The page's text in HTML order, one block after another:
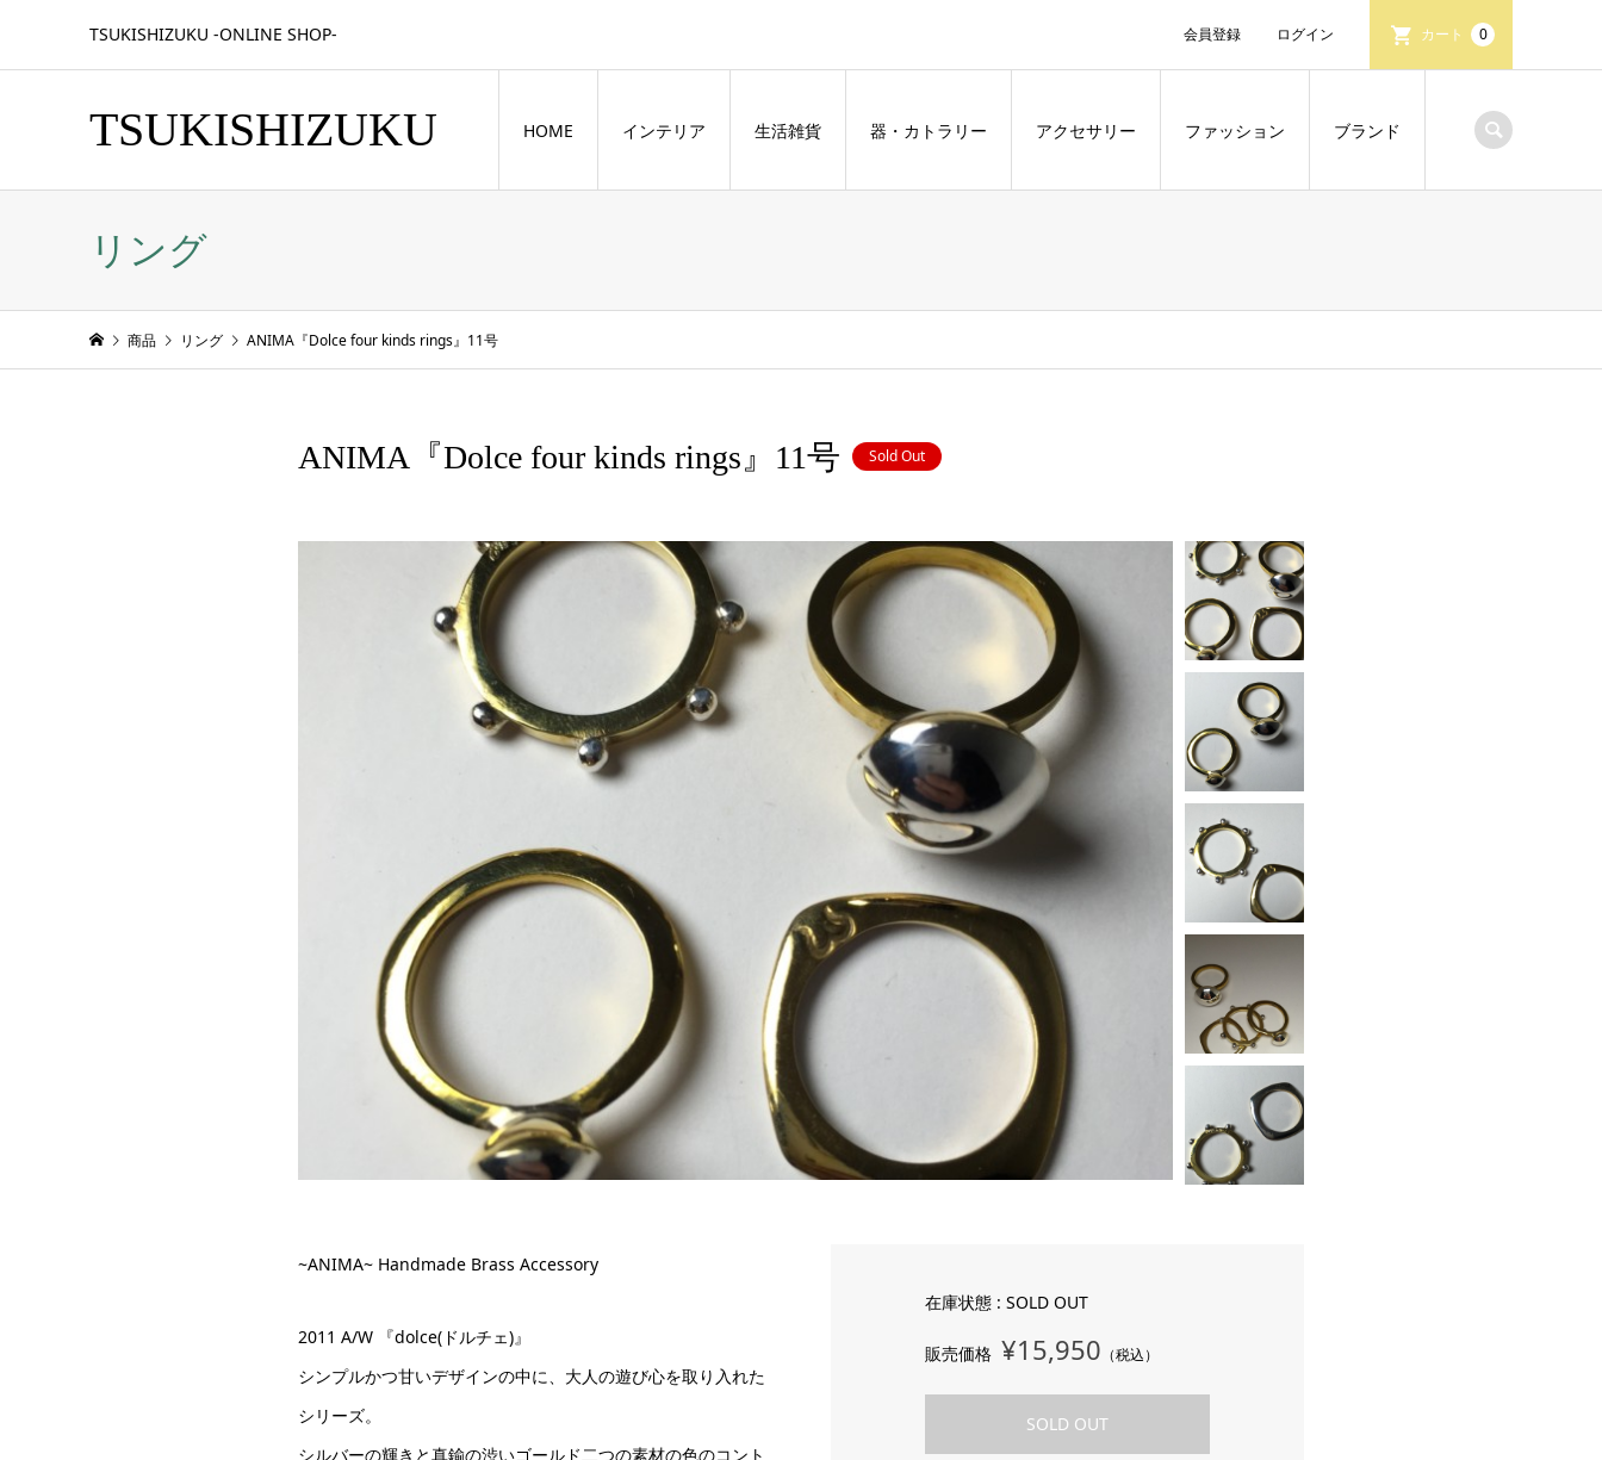
TSUKISHIZUKU -ONLINE SHOP- 会員登録 ログイン カート 0
TSUKISHIZUKU HOME インテリア 生活雑貨 器・カトラリー アクセサリー ファッション ブランド
リング
商品 リング ANIMA『Dolce four kinds rings』11号
ANIMA『Dolce four kinds rings』11号 Sold Out
~ANIMA~ Handmade Brass Accessory
2011 A/W 『dolce(ドルチェ)』
シンプルかつ甘いデザインの中に、大人の遊び心を取り入れた
シリーズ。
シルバーの輝きと真鍮の渋いゴールド二つの素材の色のコント
在庫状態 : SOLD OUT
販売価格 ¥15,950 （税込）
SOLD OUT